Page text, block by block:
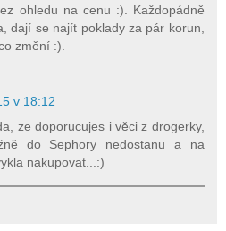
ohledu na cenu :). Každopádně
dají se najít poklady za pár korun,
změní :).
v 18:12
ze doporucujes i věci z drogerky,
do Sephory nedostanu a na
nakupovat...:)